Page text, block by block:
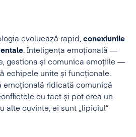
evoluează rapid, conexiunile
. Inteligența emoțională —
gestiona și comunica emoțiile —
echipele unite și funcționale.
emoțională ridicată comunică
cu tact și pot crea un
alte cuvinte, ei sunt „lipiciul”